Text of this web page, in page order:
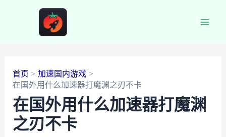
首页
加速国内游戏
在国外用什么加速器打魔渊之刃不卡
在国外用什么加速器打魔渊
之刃不卡